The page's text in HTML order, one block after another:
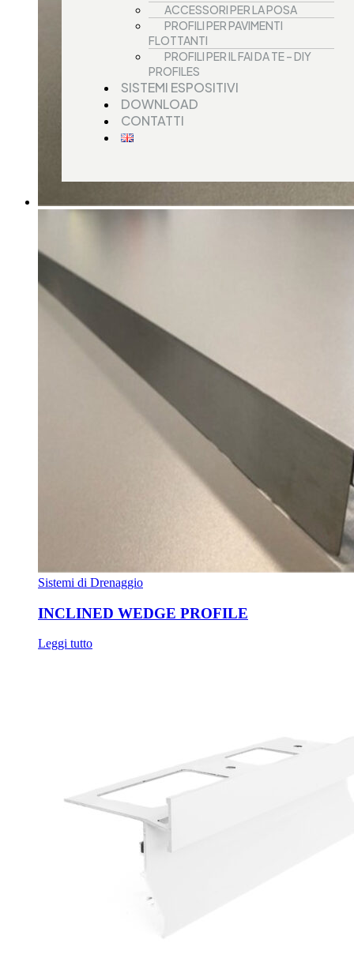
ACCESSORI PER LA POSA
PROFILI PER PAVIMENTI
FLOTTANTI
PROFILI PER IL FAI DA TE – DIY
PROFILES
SISTEMI ESPOSITIVI
DOWNLOAD
CONTATTI
Sistemi di Drenaggio
INCLINED WEDGE PROFILE
Leggi tutto